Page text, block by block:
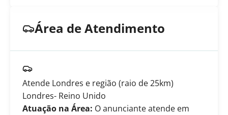
Área de Atendimento
Atende Londres e região (raio de 25km)
Londres- Reino Unido
Atuação na Área: O anunciante atende em